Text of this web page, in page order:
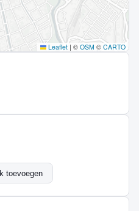
Leaflet | © OSM © CARTO
toevoegen